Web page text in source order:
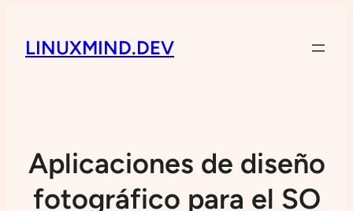
LINUXMIND.DEV
Aplicaciones de diseño
fotográfico para el SO